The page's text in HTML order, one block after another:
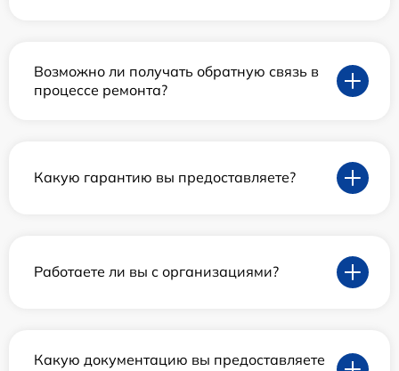
Возможно ли получать обратную связь в
процессе ремонта?
Какую гарантию вы предоставляете?
Работаете ли вы с организациями?
Какую документацию вы предоставляете